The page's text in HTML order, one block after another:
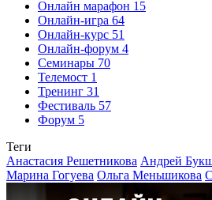
Онлайн марафон 15
Онлайн-игра 64
Онлайн-курс 51
Онлайн-форум 4
Семинары 70
Телемост 1
Тренинг 31
Фестиваль 57
Форум 5
Теги
Анастасия Решетникова Андрей
Марина Гогуева Ольга Меньшикова